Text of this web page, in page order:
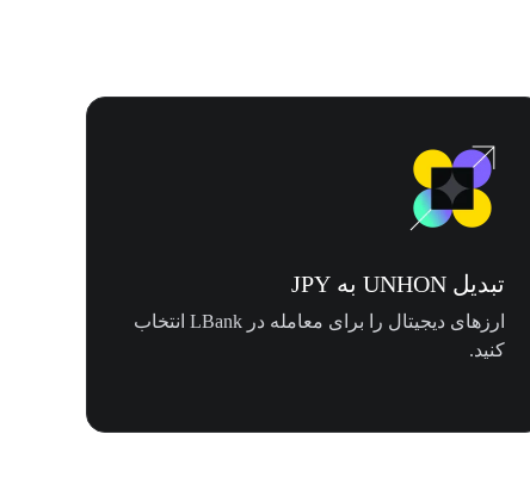
تبدیل UNHON به JPY
ارزهای دیجیتال را برای معامله در LBank انتخاب
کنید.